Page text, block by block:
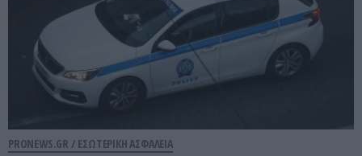
PRONEWS.GR / ΕΣΩΤΕΡΙΚΗ ΑΣΦΑΛΕΙΑ